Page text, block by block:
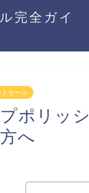
完全ガイ
トセール
ポリッ
へ